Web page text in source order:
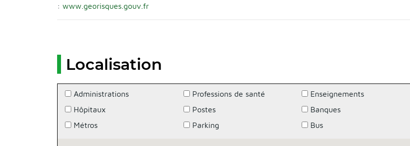
: www.georisques.gouv.fr
Localisation
Administrations
Hôpitaux
Métros
Professions de santé
Postes
Parking
Enseignements
Banques
Bus